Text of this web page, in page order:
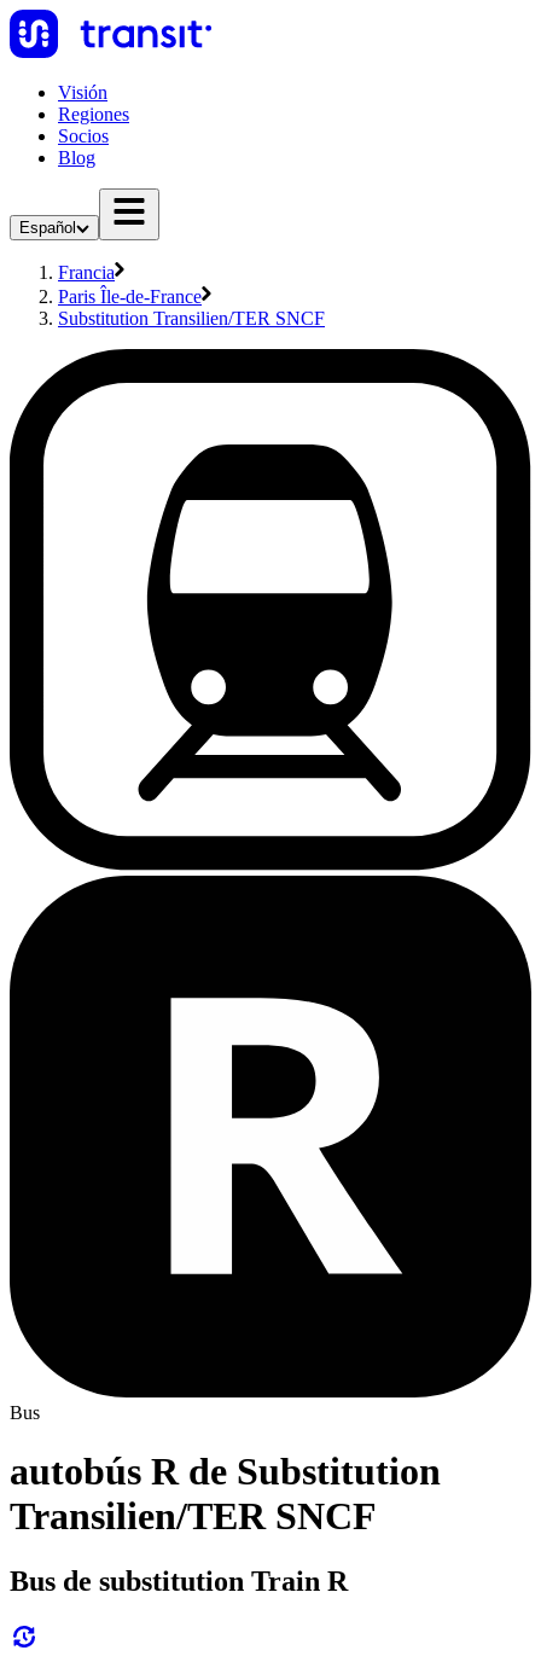
Visión
Regiones
Socios
Blog
Español
Francia
Paris Île-de-France
Substitution Transilien/TER SNCF
Bus
autobús R de Substitution
Transilien/TER SNCF
Bus de substitution Train R